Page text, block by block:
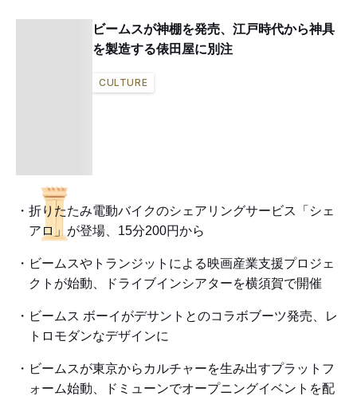
ビームスが神棚を発売、江戸時代から神具
を製造する俵田屋に別注
CULTURE
折りたたみ電動バイクのシェアリングサービス「シェ
アロ」が登場、15分200円から
ビームスやトランジットによる映画産業支援プロジェ
クトが始動、ドライブインシアターを横須賀で開催
ビームス ボーイがデサントとのコラボブーツ発売、レ
トロモダンなデザインに
ビームスが東京からカルチャーを生み出すプラットフ
ォーム始動、ドミューンでオープニングイベントを配